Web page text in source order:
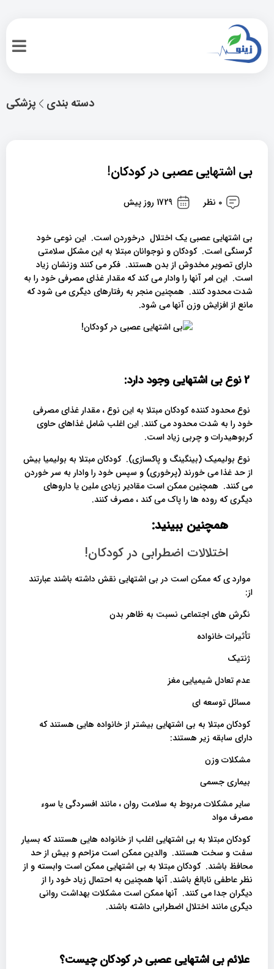
پزشکی دسته بندی
بی اشتهایی عصبی در کودکان!
0 نظر 1729 روز پیش
بی اشتهایی عصبی یک اختلال درخوردن است. این نوعی خود
گرسنگی است. کودکان و نوجوانان مبتلا به این مشکل سلامتی
دارای تصویر مخدوش از بدن هستند. فکر می کنند وزنشان زیاد
است. این امر آنها را وادار می کند که مقدار غذای مصرفی خود را به
شدت محدود کنند. همچنین منجر به رفتارهای دیگری می شود که
مانع از افزایش وزن آنها می شود.
نوع محدود کننده کودکان مبتلا به این نوع ، مقدار غذای مصرفی
خود را به شدت محدود می کنند. این اغلب شامل غذاهای حاوی
کربوهیدرات و چربی زیاد است.
نوع بولیمیک (بینگینگ و پاکسازی). کودکان مبتلا به بولیمیا بیش
از حد غذا می خورند (پرخوری) و سپس خود را وادار به سر خوردن
می کنند. همچنین ممکن است مقادیر زیادی ملین یا داروهای
دیگری که روده ها را پاک می کند ، مصرف کنند.
همچنین ببینید:
اختلالات اضطرابی در کودکان!
موارد ی که ممکن است در بی اشتهایی نقش داشته باشند عبارتند
از:
نگرش های اجتماعی نسبت به ظاهر بدن
تأثیرات خانواده
ژنتیک
عدم تعادل شیمیایی مغز
مسائل توسعه ای
کودکان مبتلا به بی اشتهایی بیشتر از خانواده هایی هستند که
دارای سابقه زیر هستند:
مشکلات وزن
بیماری جسمی
سایر مشکلات مربوط به سلامت روان ، مانند افسردگی یا سوء
مصرف مواد
کودکان مبتلا به بی اشتهایی اغلب از خانواده هایی هستند که بسیار
سفت و سخت هستند. والدین ممکن است مزاحم و بیش از حد
محافظ باشند. کودکان مبتلا به بی اشتهایی ممکن است وابسته و از
نظر عاطفی نابالغ باشند. آنها همچنین به احتمال زیاد خود را از
دیگران جدا می کنند. آنها ممکن است مشکلات بهداشت روانی
دیگری مانند اختلال اضطرابی داشته باشند.
علائم بی اشتهایی عصبی در کودکان چیست؟